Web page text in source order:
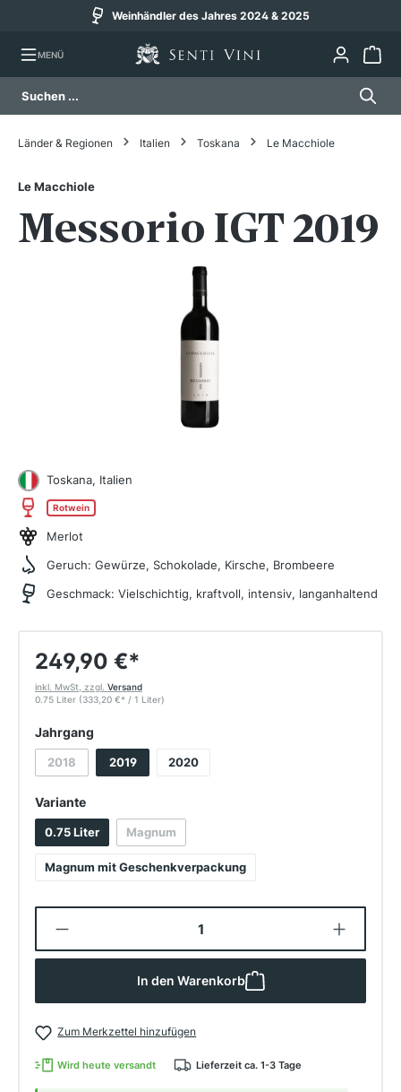
Weinhändler des Jahres 2024 & 2025
MENÜ
Bildergalerie überspringen
Länder & Regionen Italien Toskana Le Macchiole
Le Macchiole
Messorio IGT 2019
Toskana, Italien
Rotwein
Merlot
Geruch: Gewürze, Schokolade, Kirsche, Brombeere
Geschmack: Vielschichtig, kraftvoll, intensiv, langanhaltend
249,90 €*
inkl. MwSt, zzgl. Versand
0.75 Liter (333,20 €* / 1 Liter)
Jahrgang
2018(Diese Option ist zurzeit nicht verfügbar.)
2019 2020
Varianteauswählen
0.75 Liter Magnum(Diese Option ist zurzeit nicht verfügbar.)
Magnum mit Geschenkverpackung
Produkt Anzahl: Gib den
In den Warenkorb
Zum Merkzettel hinzufügen
Wird heute versandt Lieferzeit ca. 1-3 Tage